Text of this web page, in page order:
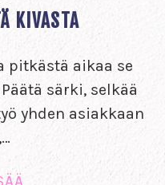
KIVASTA
pitkästä aikaa se
särki, selkää
yhden asiakkaan